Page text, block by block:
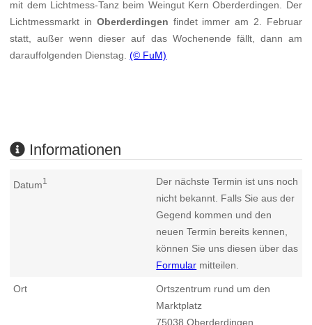
mit dem Lichtmess-Tanz beim Weingut Kern Oberderdingen. Der
Lichtmessmarkt in Oberderdingen findet immer am 2. Februar
statt, außer wenn dieser auf das Wochenende fällt, dann am
darauffolgenden Dienstag.(© FuM)
Informationen
Datum1
Der nächste Termin ist uns noch
nicht bekannt. Falls Sie aus der
Gegend kommen und den
neuen Termin bereits kennen,
können Sie uns diesen über das
Formular mitteilen.
Ort
Ortszentrum rund um den
Marktplatz
75038 Oberderdingen